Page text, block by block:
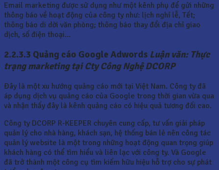
Email marketing được sử dụng như một kênh phụ để gửi những
thông báo về hoạt động của công ty như: lịch nghỉ lễ, Tết;
thông báo di dời văn phòng; thông báo thay đổi địa chỉ giao
dịch, số điện thoại…
2.2.3.3 Quảng cáo Google Adwords Luận văn: Thực
trạng marketing tại Cty Công Nghệ DCORP
Đây là một xu hướng quảng cáo mới tại Việt Nam. Công ty đã
áp dụng dịch vụ quảng cáo của Google trong thời gian vừa qua
và nhận thấy đây là kênh quảng cáo có hiệu quả tương đối cao.
Công ty DCORP R-KEEPER chuyên cung cấp, tư vấn giải pháp
quản lý cho nhà hàng, khách sạn, hệ thống bán lẻ nên công tác
quản lý website là một trong những hoạt động quan trọng giúp
khách hàng có thể tìm hiểu và liên lạc với công ty. Và Google
đã trở thành một công cụ tìm kiếm hữu hiệu hỗ trợ cho sự phát